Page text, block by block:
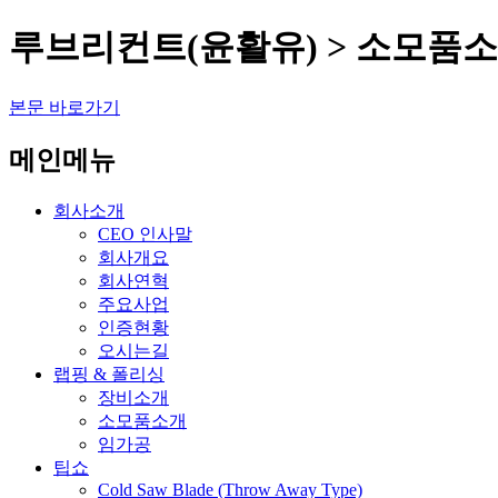
루브리컨트(윤활유) > 소모품
본문 바로가기
메인메뉴
회사소개
CEO 인사말
회사개요
회사연혁
주요사업
인증현황
오시는길
랩핑 & 폴리싱
장비소개
소모품소개
임가공
팁쇼
Cold Saw Blade (Throw Away Type)